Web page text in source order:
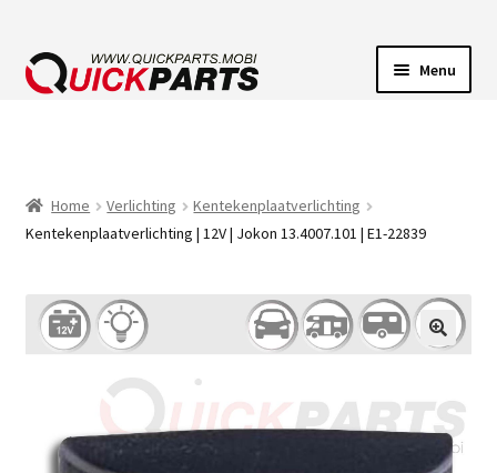
Menu
CLAXONS
ELEKTRISCHE CONNECTOREN
Home Verlichting
Kentekenplaatverlichting
Kentekenplaatverlichting | 12V | Jokon 13.4007.101 | E1-22839